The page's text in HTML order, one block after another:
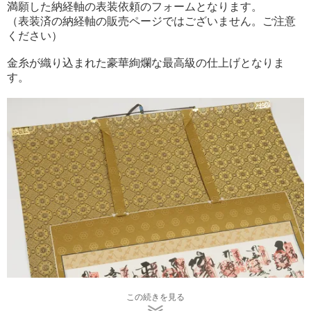
満願した納経軸の表装依頼のフォームとなります。
（表装済の納経軸の販売ページではございません。ご注意
ください）
金糸が織り込まれた豪華絢爛な最高級の仕上げとなりま
す。
この続きを見る